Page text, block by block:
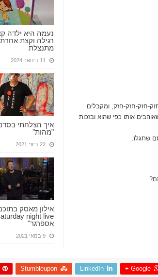
נעמה היא ילדה
רגילה וקצת
מתנצלת
11 בינואר 2024
איך הצלחתי
"מהות"
22 ביוני 2021
אילון מאסק
אספרגר"
9 במאי 2021
חזק-חזק-חזק, ומקבלים
אותו כפי שהוא ובזכות
שתגלו.
Google +
LinkedIn
Stumbleupon